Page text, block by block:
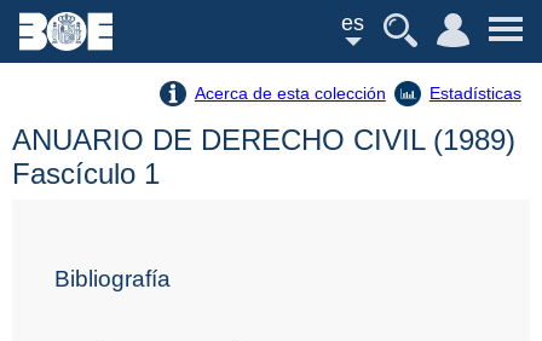
es
Acerca de esta colección Estadísticas
ANUARIO DE DERECHO CIVIL (1989)
Fascículo 1
Bibliografía